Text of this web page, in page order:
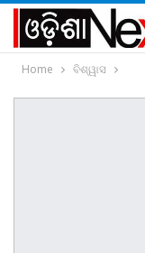
Home ବିଶ୍ୱାସ